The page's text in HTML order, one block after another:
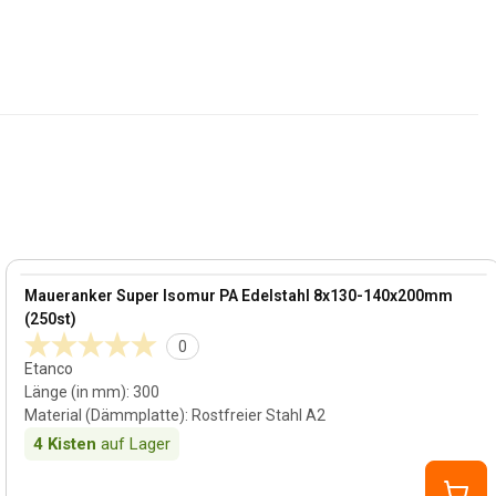
Maueranker Super Isomur PA Edelstahl 8x130-140x200mm
(250st)
0
Etanco
Länge (in mm):300
Material (Dämmplatte): Rostfreier Stahl A2
4 Kisten auf Lager
View product